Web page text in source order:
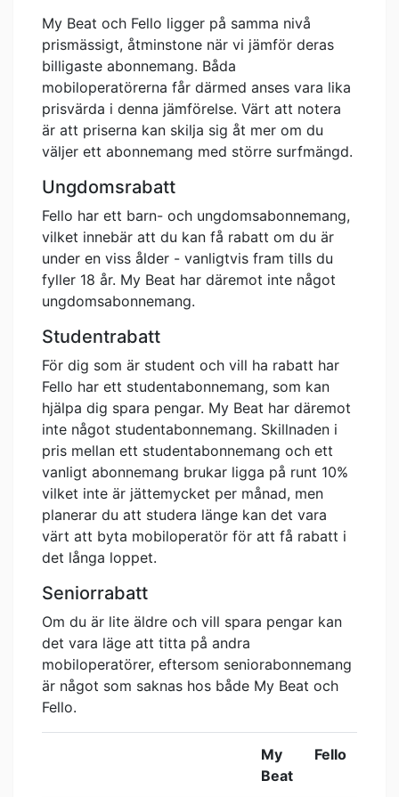
My Beat och Fello ligger på samma nivå
prismässigt, åtminstone när vi jämför deras
billigaste abonnemang. Båda
mobiloperatörerna får därmed anses vara lika
prisvärda i denna jämförelse. Värt att notera
är att priserna kan skilja sig åt mer om du
väljer ett abonnemang med större surfmängd.
Ungdomsrabatt
Fello har ett barn- och ungdomsabonnemang,
vilket innebär att du kan få rabatt om du är
under en viss ålder - vanligtvis fram tills du
fyller 18 år. My Beat har däremot inte något
ungdomsabonnemang.
Studentrabatt
För dig som är student och vill ha rabatt har
Fello har ett studentabonnemang, som kan
hjälpa dig spara pengar. My Beat har däremot
inte något studentabonnemang. Skillnaden i
pris mellan ett studentabonnemang och ett
vanligt abonnemang brukar ligga på runt 10%
vilket inte är jättemycket per månad, men
planerar du att studera länge kan det vara
värt att byta mobiloperatör för att få rabatt i
det långa loppet.
Seniorrabatt
Om du är lite äldre och vill spara pengar kan
det vara läge att titta på andra
mobiloperatörer, eftersom seniorabonnemang
är något som saknas hos både My Beat och
Fello.
My
Beat
Fello